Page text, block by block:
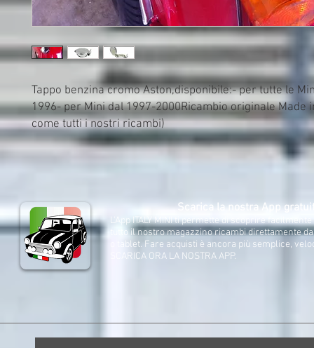
Tappo benzina cromo Aston,disponibile:- per tutte le
1996- per Mini dal 1997-2000Ricambio originale Made
come tutti i nostri ricambi)
Scarica la nostra App
L'App ITALY MINI ti permette di scoprire
tutto il nostro magazzino ricambi direttamente
o tablet. Fare acquisti è ancora più semplice,
SCARICA ORA LA NOSTRA APP.